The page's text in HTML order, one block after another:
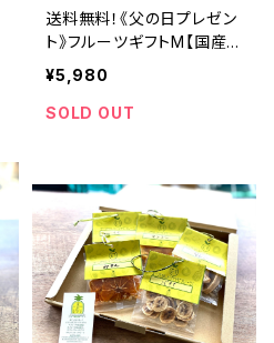
送料無料！《父の日プレゼン
ト》フルーツギフトM【国産マ
ンゴー＆旬のフルーツ詰め
合わせセット】
¥5,980
SOLD OUT